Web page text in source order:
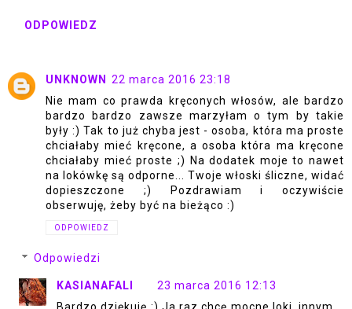
ODPOWIEDZ
UNKNOWN 22 marca 2016 23:18
Nie mam co prawda kręconych włosów, ale bardzo
bardzo bardzo zawsze marzyłam o tym by takie
były :) Tak to już chyba jest - osoba, która ma proste
chciałaby mieć kręcone, a osoba która ma kręcone
chciałaby mieć proste ;) Na dodatek moje to nawet
na lokówkę są odporne... Twoje włoski śliczne, widać
dopieszczone ;) Pozdrawiam i oczywiście
obserwuję, żeby być na bieżąco :)
ODPOWIEDZ
Odpowiedzi
KASIANAFALI
23 marca 2016 12:13